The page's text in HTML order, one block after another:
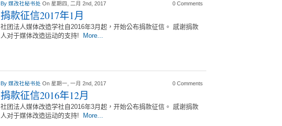
By 媒改社秘书处 On 星期四, 二月 2nd, 2017 0 Comments
捐款征信2017年1月
社团法人媒体改造学社自2016年3月起，开始公布捐款征信。 感谢捐款
人对于媒体改造运动的支持!
More...
By 媒改社秘书处 On 星期一, 一月 2nd, 2017 0 Comments
捐款征信2016年12月
社团法人媒体改造学社自2016年3月起，开始公布捐款征信。 感谢捐款
人对于媒体改造运动的支持!
More...